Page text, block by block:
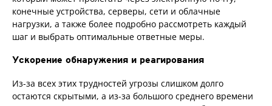
конечные устройства, серверы, сети и облачные
нагрузки, а также более подробно рассмотреть каждый
шаг и выбрать оптимальные ответные меры.
Ускорение обнаружения и реагирования
Из-за всех этих трудностей угрозы слишком долго
остаются скрытыми, а из-за большого среднего времени